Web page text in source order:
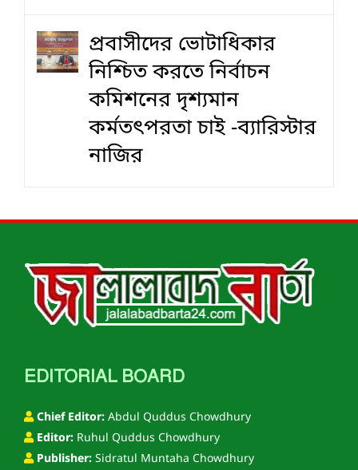
প্রবাসীদের ভোটাধিকার
নিশ্চিত করতে নির্বাচন
কমিশনের দৃশ‍্যমান
কর্মতৎপরতা চাই -ব্যারিস্টার
নাজির
EDITORIAL BOARD
Chief Editor: Abdul Quddus Chowdhury
Editor: Ruhul Quddus Chowdhury
Publisher: Sidratul Muntaha Chowdhury